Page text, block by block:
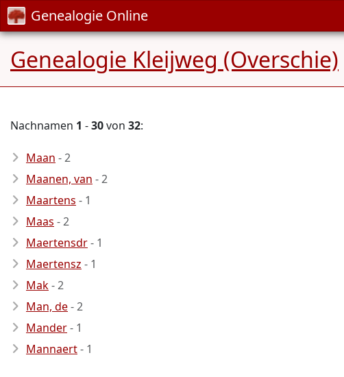
Genealogie Online
Genealogie Kleijweg (Overschie)
Nachnamen 1 -30von 32:
Maan - 2
Maanen, van - 2
Maartens - 1
Maas - 2
Maertensdr- 1
Maertensz - 1
Mak- 2
Man, de- 2
Mander- 1
Mannaert- 1